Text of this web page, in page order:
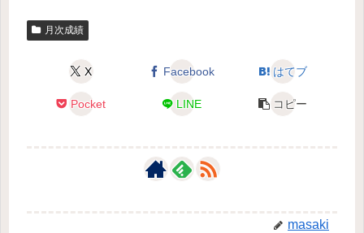
月次成績
X Facebook はてブ
Pocket LINE コピー
masaki